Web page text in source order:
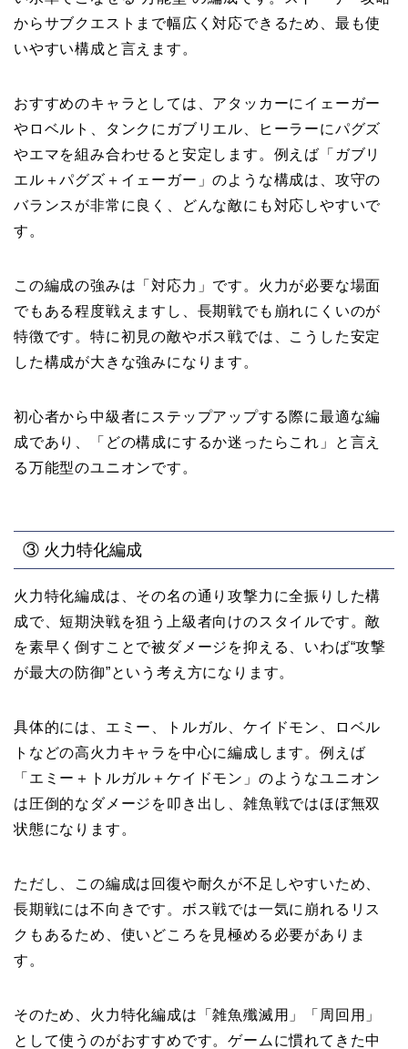
からサブクエストまで幅広く対応できるため、最も使
いやすい構成と言えます。
おすすめのキャラとしては、アタッカーにイェーガー
やロベルト、タンクにガブリエル、ヒーラーにパグズ
やエマを組み合わせると安定します。例えば「ガブリ
エル＋パグズ＋イェーガー」のような構成は、攻守の
バランスが非常に良く、どんな敵にも対応しやすいで
す。
この編成の強みは「対応力」です。火力が必要な場面
でもある程度戦えますし、長期戦でも崩れにくいのが
特徴です。特に初見の敵やボス戦では、こうした安定
した構成が大きな強みになります。
初心者から中級者にステップアップする際に最適な編
成であり、「どの構成にするか迷ったらこれ」と言え
る万能型のユニオンです。
③ 火力特化編成
火力特化編成は、その名の通り攻撃力に全振りした構
成で、短期決戦を狙う上級者向けのスタイルです。敵
を素早く倒すことで被ダメージを抑える、いわば“攻撃
が最大の防御”という考え方になります。
具体的には、エミー、トルガル、ケイドモン、ロベル
トなどの高火力キャラを中心に編成します。例えば
「エミー＋トルガル＋ケイドモン」のようなユニオン
は圧倒的なダメージを叩き出し、雑魚戦ではほぼ無双
状態になります。
ただし、この編成は回復や耐久が不足しやすいため、
長期戦には不向きです。ボス戦では一気に崩れるリス
クもあるため、使いどころを見極める必要がありま
す。
そのため、火力特化編成は「雑魚殲滅用」「周回用」
として使うのがおすすめです。ゲームに慣れてきた中